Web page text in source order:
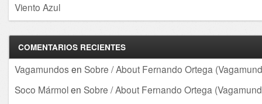
Viento Azul
COMENTARIOS RECIENTES
Vagamundos en Sobre / About Fernando Ortega
Soco Mármolen Sobre / About Fernando Ortega